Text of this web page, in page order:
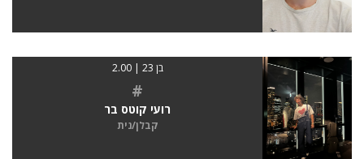
בן 23 | 2.00
#
רועי קוטס בר
קבלן/נית